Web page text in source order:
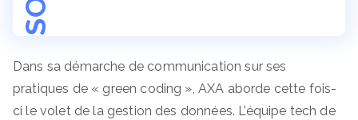
Dans sa démarche de communication sur ses
pratiques de « green coding », AXA aborde cette fois-
ci le volet de la gestion des données. L’équipe tech de